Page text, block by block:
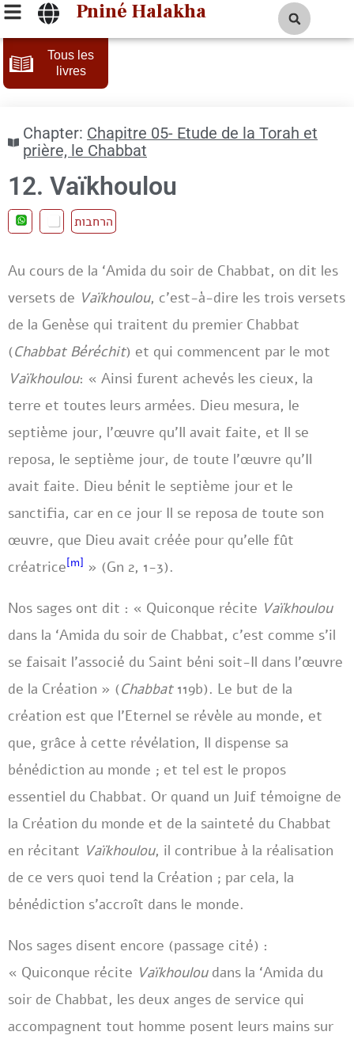
Pniné Halakha
Tous les
livres
Chapter: Chapitre 05- Etude de la Torah et
prière, le Chabbat
12. Vaïkhoulou
הרחבות
Au cours de la ‘Amida du soir de Chabbat, on dit les
versets de Vaïkhoulou, c’est-à-dire les trois versets
de la Genèse qui traitent du premier Chabbat
(Chabbat Béréchit) et qui commencent par le mot
Vaïkhoulou: « Ainsi furent achevés les cieux, la
terre et toutes leurs armées. Dieu mesura, le
septième jour, l’œuvre qu’Il avait faite, et Il se
reposa, le septième jour, de toute l’œuvre qu’Il
avait faite. Dieu bénit le septième jour et le
sanctifia, car en ce jour Il se reposa de toute son
œuvre, que Dieu avait créée pour qu’elle fût
créatrice[m] » (Gn 2, 1-3).
Nos sages ont dit : « Quiconque récite Vaïkhoulou
dans la ‘Amida du soir de Chabbat, c’est comme s’il
se faisait l’associé du Saint béni soit-Il dans l’œuvre
de la Création » (Chabbat119b). Le but de la
création est que l’Eternel se révèle au monde, et
que, grâce à cette révélation, Il dispense sa
bénédiction au monde ; et tel est le propos
essentiel du Chabbat. Or quand un Juif témoigne de
la Création du monde et de la sainteté du Chabbat
en récitant Vaïkhoulou, il contribue à la réalisation
de ce vers quoi tend la Création ; par cela, la
bénédiction s’accroît dans le monde.
Nos sages disent encore (passage cité) :
« Quiconque récite Vaïkhouloudans la ‘Amida du
soir de Chabbat, les deux anges de service qui
accompagnent tout homme posent leurs mains sur